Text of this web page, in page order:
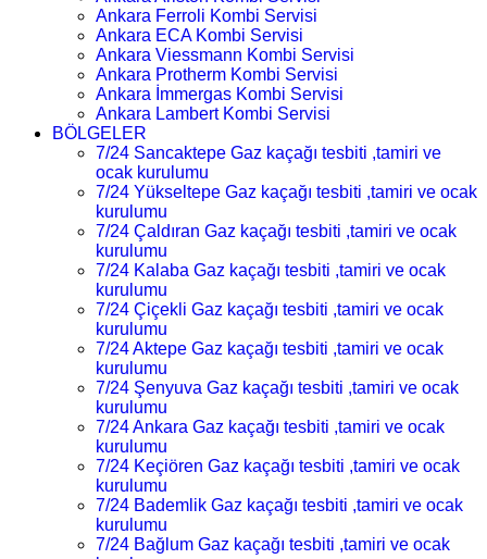
Ankara Ferroli Kombi Servisi
Ankara ECA Kombi Servisi
Ankara Viessmann Kombi Servisi
Ankara Protherm Kombi Servisi
Ankara İmmergas Kombi Servisi
Ankara Lambert Kombi Servisi
BÖLGELER
7/24 Sancaktepe Gaz kaçağı tesbiti ,tamiri ve
ocak kurulumu
7/24 Yükseltepe Gaz kaçağı tesbiti ,tamiri ve ocak
kurulumu
7/24 Çaldıran Gaz kaçağı tesbiti ,tamiri ve ocak
kurulumu
7/24 Kalaba Gaz kaçağı tesbiti ,tamiri ve ocak
kurulumu
7/24 Çiçekli Gaz kaçağı tesbiti ,tamiri ve ocak
kurulumu
7/24 Aktepe Gaz kaçağı tesbiti ,tamiri ve ocak
kurulumu
7/24 Şenyuva Gaz kaçağı tesbiti ,tamiri ve ocak
kurulumu
7/24 Ankara Gaz kaçağı tesbiti ,tamiri ve ocak
kurulumu
7/24 Keçiören Gaz kaçağı tesbiti ,tamiri ve ocak
kurulumu
7/24 Bademlik Gaz kaçağı tesbiti ,tamiri ve ocak
kurulumu
7/24 Bağlum Gaz kaçağı tesbiti ,tamiri ve ocak